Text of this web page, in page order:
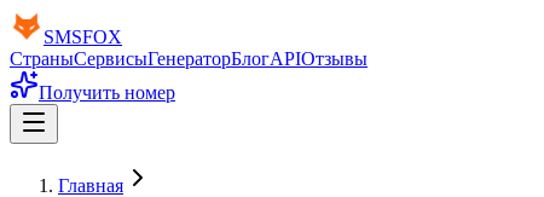
SMSFOX
СтраныСервисыГенераторБлогAPIОтзывы
Получить номер
Главная